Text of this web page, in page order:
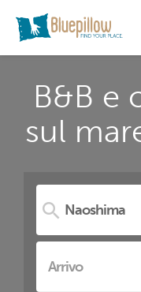
B&B e
sul